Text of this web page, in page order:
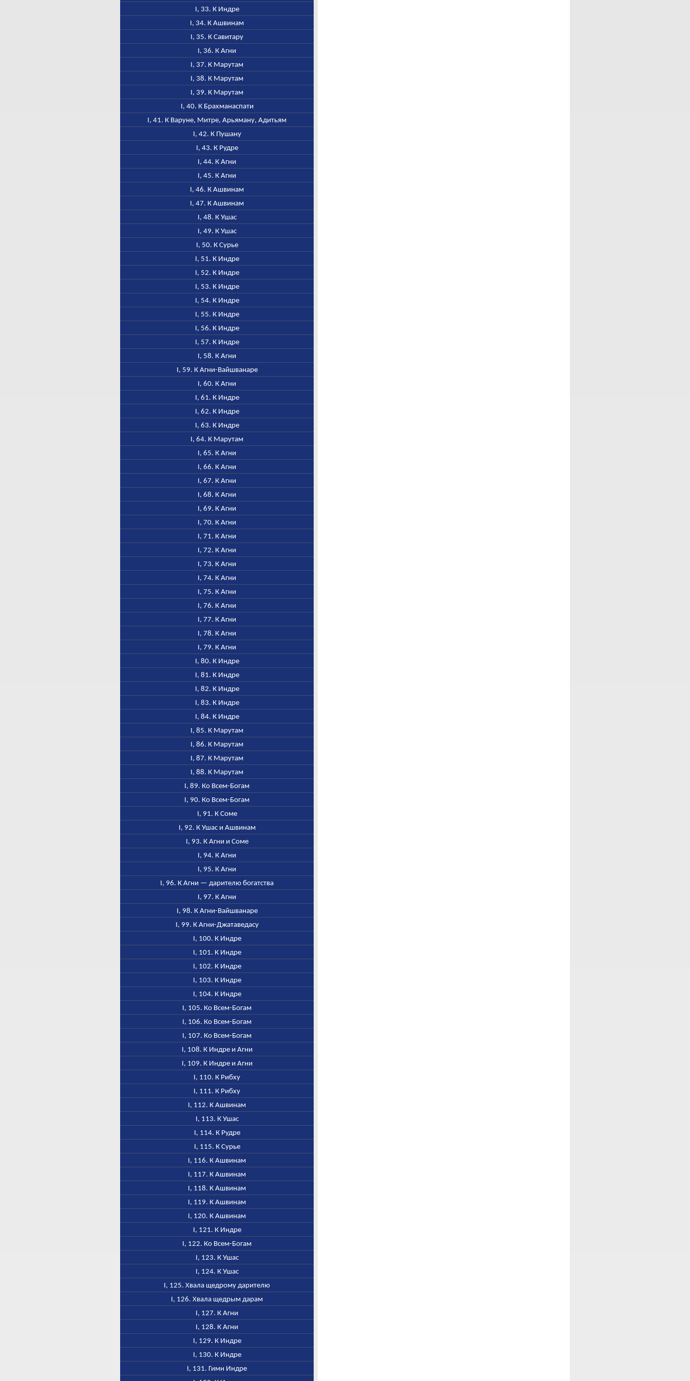
I, 33. К Индре
I, 34. К Ашвинам
I, 35. К Савитару
I, 36. К Агни
I, 37. К Марутам
I, 38. К Марутам
I, 39. К Марутам
I, 40. К Брахманаспати
I, 41. К Варуне, Митре, Арьяману, Адитьям
I, 42. К Пушану
I, 43. К Рудре
I, 44. К Агни
I, 45. К Агни
I, 46. К Ашвинам
I, 47. К Ашвинам
I, 48. К Ушас
I, 49. К Ушас
I, 50. К Сурье
I, 51. К Индре
I, 52. К Индре
I, 53. К Индре
I, 54. К Индре
I, 55. К Индре
I, 56. К Индре
I, 57. К Индре
I, 58. К Агни
I, 59. К Агни-Вайшванаре
I, 60. К Агни
I, 61. К Индре
I, 62. К Индре
I, 63. К Индре
I, 64. К Марутам
I, 65. К Агни
I, 66. К Агни
I, 67. К Агни
I, 68. К Агни
I, 69. К Агни
I, 70. К Агни
I, 71. К Агни
I, 72. К Агни
I, 73. К Агни
I, 74. К Агни
I, 75. К Агни
I, 76. К Агни
I, 77. К Агни
I, 78. К Агни
I, 79. К Агни
I, 80. К Индре
I, 81. К Индре
I, 82. К Индре
I, 83. К Индре
I, 84. К Индре
I, 85. К Марутам
I, 86. К Марутам
I, 87. К Марутам
I, 88. К Марутам
I, 89. Ко Всем-Богам
I, 90. Ко Всем-Богам
I, 91. К Соме
I, 92. К Ушас и Ашвинам
I, 93. К Агни и Соме
I, 94. К Агни
I, 95. К Агни
I, 96. К Агни — дарителю богатства
I, 97. К Агни
I, 98. К Агни-Вайшванаре
I, 99. К Агни-Джатаведасу
I, 100. К Индре
I, 101. К Индре
I, 102. К Индре
I, 103. К Индре
I, 104. К Индре
I, 105. Ко Всем-Богам
I, 106. Ко Всем-Богам
I, 107. Ко Всем-Богам
I, 108. К Индре и Агни
I, 109. К Индре и Агни
I, 110. К Рибху
I, 111. К Рибху
I, 112. К Ашвинам
I, 113. К Ушас
I, 114. К Рудре
I, 115. К Сурье
I, 116. К Ашвинам
I, 117. К Ашвинам
I, 118. К Ашвинам
I, 119. К Ашвинам
I, 120. К Ашвинам
I, 121. К Индре
I, 122. Ко Всем-Богам
I, 123. К Ушас
I, 124. К Ушас
I, 125. Хвала щедрому дарителю
I, 126. Хвала щедрым дарам
I, 127. К Агни
I, 128. К Агни
I, 129. К Индре
I, 130. К Индре
I, 131. Гимн Индре